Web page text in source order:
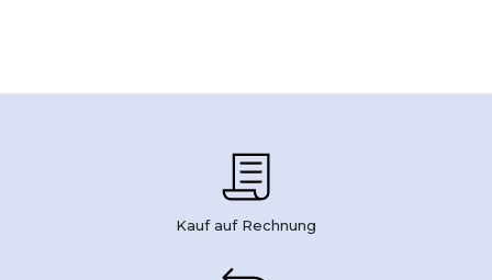
Kauf auf Rechnung